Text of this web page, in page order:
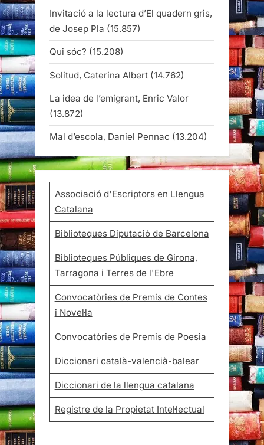
Invitació a la lectura d’El quadern gris,
de Josep Pla (15.857)
Qui sóc? (15.208)
Solitud, Caterina Albert (14.762)
La idea de l’emigrant, Enric Valor
(13.872)
Mal d’escola, Daniel Pennac (13.204)
Associació d'Escriptors en Llengua
Catalana
Biblioteques Diputació de Barcelona
Biblioteques Públiques de Girona,
Tarragona i Terres de l'Ebre
Convocatòries de Premis de Contes
i Novel·la
Convocatòries de Premis de Poesia
Diccionari català-valencià-balear
Diccionari de la llengua catalana
Registre de la Propietat Intel·lectual